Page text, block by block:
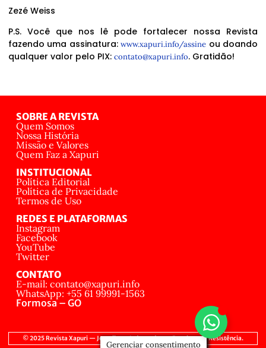
Zezé Weiss
P.S. Você que nos lê pode fortalecer nossa Revista
fazendo uma assinatura:www.xapuri.info/assine ou doando
qualquer valor pelo PIX: contato@xapuri.info. Gratidão!
SOBRE A REVISTA
Quem Somos
Nossa História
Missão e Valores
Quem Faz a Xapuri
INSTITUCIONAL
Política Editorial
Política de Privacidade
Termos de Uso
REDES E PLATAFORMAS
Instagram
Facebook
YouTube
Twitter
CONTATO
E-mail: contato@xapuri.info
WhatsApp: +55 61 99991-1563
Formosa – GO
© 2025 Revista Xapuri — Jornalismo Independente, Popular e de Resistência.
Gerenciar consentimento